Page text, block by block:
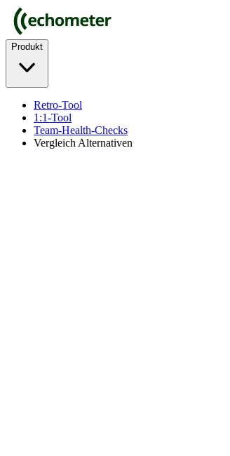
Produkt
Retro-Tool
1:1-Tool
Team-Health-Checks
Vergleich Alternativen